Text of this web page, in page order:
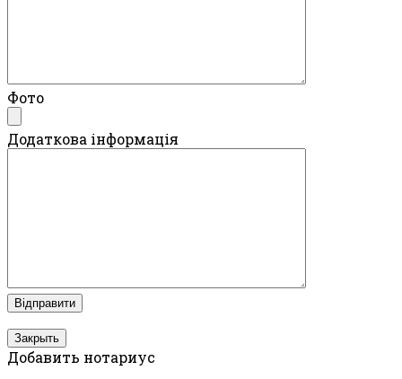
Фото
Додаткова інформація
Закрыть
Добавить нотариус